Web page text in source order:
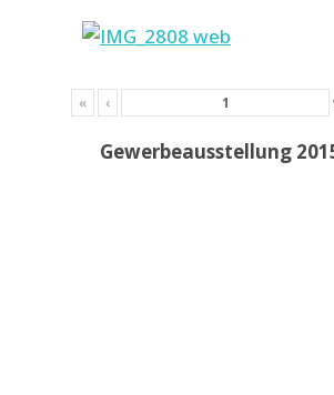
« ‹
Gewerbeausstellung